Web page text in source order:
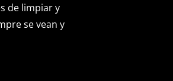
de limpiar y
se vean y